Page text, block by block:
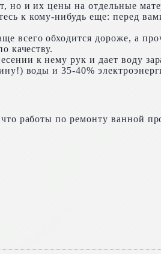
но и их цены на отдельные
к кому-нибудь еще: перед
всего обходится дороже, а
качеству.
к нему рук и дает воду
воды и 35-40%
работы по ремонту ванной